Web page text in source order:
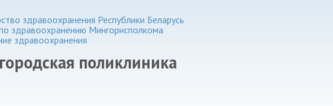
здравоохранения Республики Беларусь
здравоохранению Мингорисполкома
здравоохранения
поликлиника